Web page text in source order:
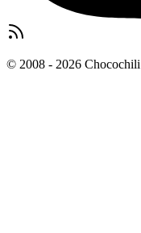
© 2008 - 2026 Chocochili